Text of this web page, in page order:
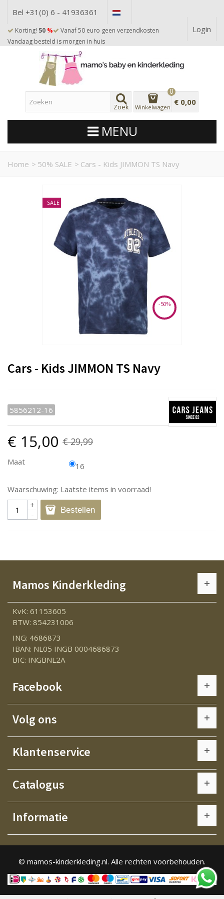
Bel +31(0) 6 - 41936361
Korting! 50 %
Vanaf 50 euro geen verzendkosten
Vandaag besteld is morgen in huis
Login
Zoek Winkelwagen
0
€ 0,00
MENU
Home > 50% SALE > Cars - Kids JIMMON TS Navy
SALE
-50%
Cars - Kids JIMMON TS Navy
5856212-16
€ 15,00 € 29,99
Maat 16
Waarschuwing: Laatste items in voorraad!
-
+ Bestellen
Mamos Kinderkleding
KvK: 61153605
BTW: 854231006
ING: 4686873
IBAN: NL05 INGB 0004686873
BIC: INGBNL2A
Facebook
Volg ons
Klantenservice
Catalogus
Informatie
© mamos-kinderkleding.nl. Alle rechten voorbehouden.